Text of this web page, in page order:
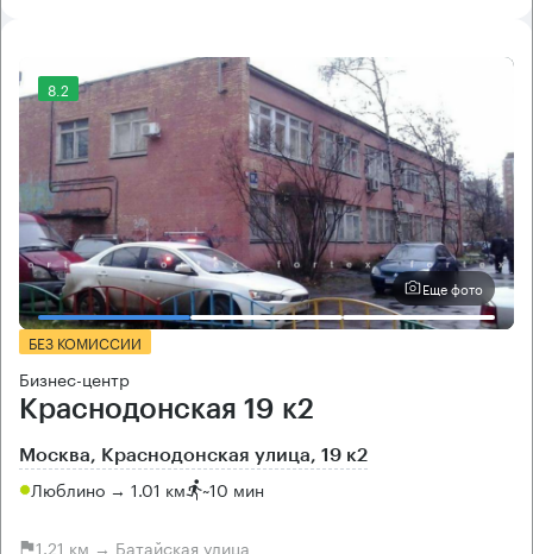
8.2
Еще фото
БЕЗ КОМИССИИ
Бизнес-центр
Краснодонская 19 к2
Москва, Краснодонская улица, 19 к2
Люблино → 1.01 км ~10 мин
1.21 км → Батайская улица